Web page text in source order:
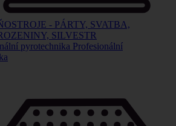
- PÁRTY, SVATBA,
SILVESTR
Profesionální